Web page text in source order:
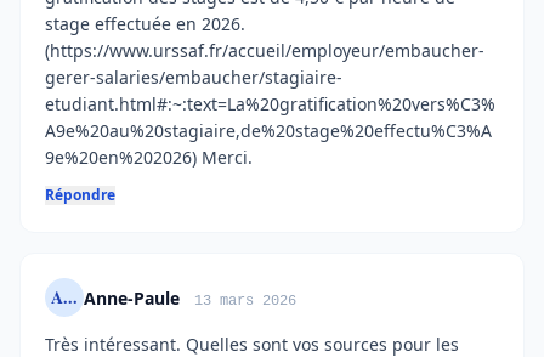
stage effectuée en 2026.
(https://www.urssaf.fr/accueil/employeur/embaucher-
gerer-salaries/embaucher/stagiaire-
etudiant.html#:~:text=La%20gratification%20vers%C3%
A9e%20au%20stagiaire,de%20stage%20effectu%C3%A
9e%20en%202026) Merci.
Répondre
A... Anne-Paule 13 mars 2026
Très intéressant. Quelles sont vos sources pour les